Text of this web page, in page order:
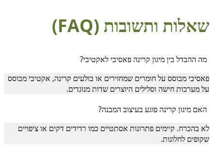
שאלות ותשובות (FAQ)
מה ההבדל בין מיגון קרינה פאסיבי לאקטיבי?
פאסיבי מבוסס על חומרים שמחזירים או בולעים קרינה, אקטיבי מבוסס
על מערכות חישה וסלילים היוצרים שדות מנוגדים.
האם מיגון קרינה פוגע בעיצוב המבנה?
לא בהכרח. קיימים פתרונות אסתטיים כמו רדידים דקים או ציפויים
שקופים לחלונות.